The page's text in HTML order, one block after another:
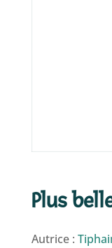
Plus
Autrice :